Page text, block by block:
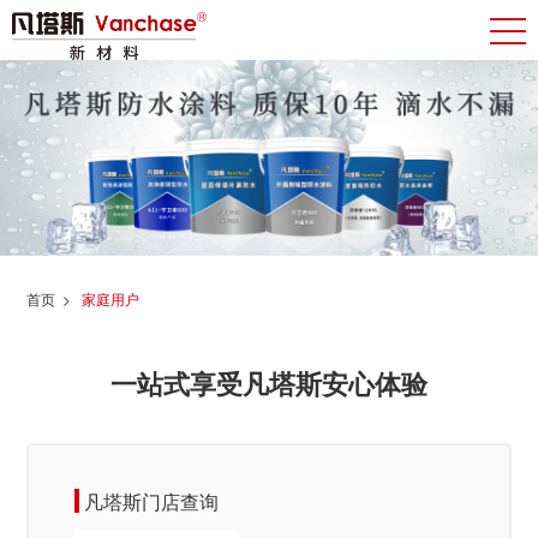
首页 >家庭用户
一站式享受凡塔斯安心体验
凡塔斯门店查询